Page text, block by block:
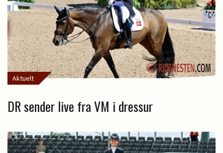
Aktuelt
DR sender live fra VM i dressur